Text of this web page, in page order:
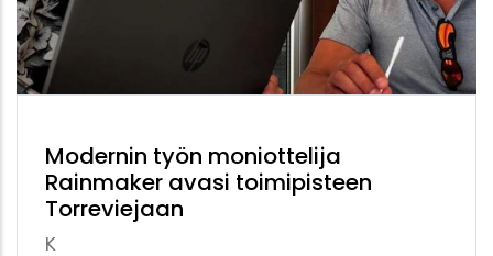
Modernin työn moniottelija
Rainmaker avasi toimipisteen
Torreviejaan
K